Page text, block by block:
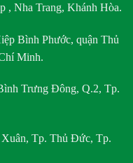
, Nha Trang, Khánh Hòa.
Bình Phước, quận Thủ
Minh.
Trưng Đông, Q.2, Tp.
Tp. Thủ Đức, Tp.